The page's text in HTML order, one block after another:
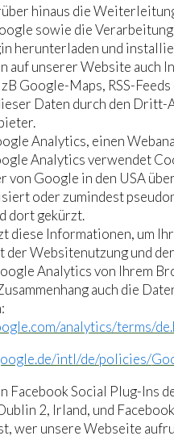
hinaus die
sowie die
herunterladen und
auf unserer Website auch
Google-Maps, RSS-
Daten durch den
Analytics, einen
Analytics verwendet
von Google in den USA
oder zumindest
dort gekürzt.
diese Informationen, um
der Websitenutzung und
Analytics von Ihrem
auch die
analytics/terms/
intl/de/policies/
Facebook Social Plug-Ins
2, Irland, und
wer unsere Webseite